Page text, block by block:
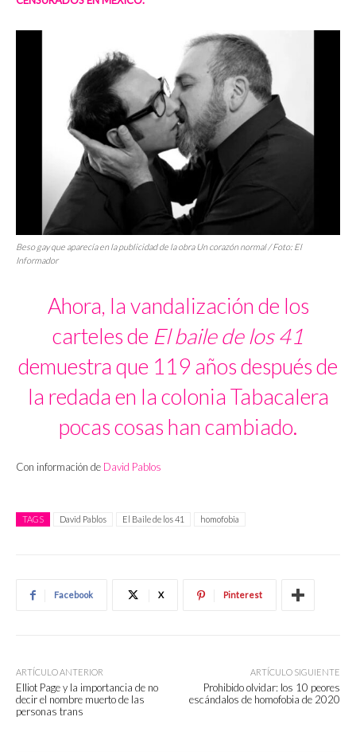
Beso gay que aparecía en la publicidad de la obraUn corazón normal/ Foto: El
Informador
Ahora, la vandalización de los
carteles de El baile de los 41
demuestra que 119 años después de
la redada en la colonia Tabacalera
pocas cosas han cambiado.
Con información de David Pablos
TAGS David Pablos El Baile de los 41 homofobia
Facebook X Pinterest
ARTÍCULO ANTERIOR
Elliot Page y la importancia de no
decir el nombre muerto de las
personas trans
ARTÍCULO SIGUIENTE
Prohibido olvidar: los 10 peores
escándalos de homofobia de 2020